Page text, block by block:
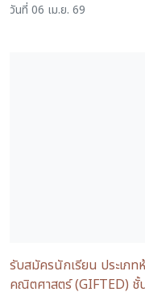
วันที่ 06 เม.ย. 69
รับสมัครนักเรียน ประเภท
คณิตศาสตร์ (GIFTED)